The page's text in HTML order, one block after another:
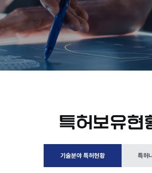
특허보유현
기술분야 특허현황 특허